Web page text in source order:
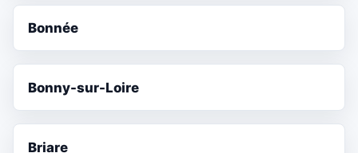
Bonnée
Bonny-sur-Loire
Briare